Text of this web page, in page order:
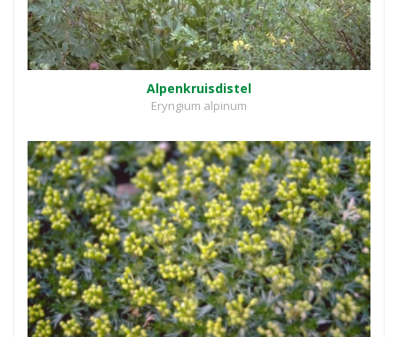
Alpenkruisdistel
Eryngium alpinum